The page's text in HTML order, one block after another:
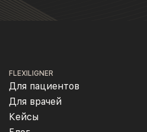
FLEXILIGNER
Для пациентов
Для врачей
Кейсы